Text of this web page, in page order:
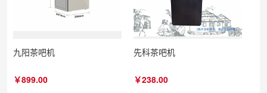
九阳茶吧机
￥899.00
先科茶吧机
￥238.00